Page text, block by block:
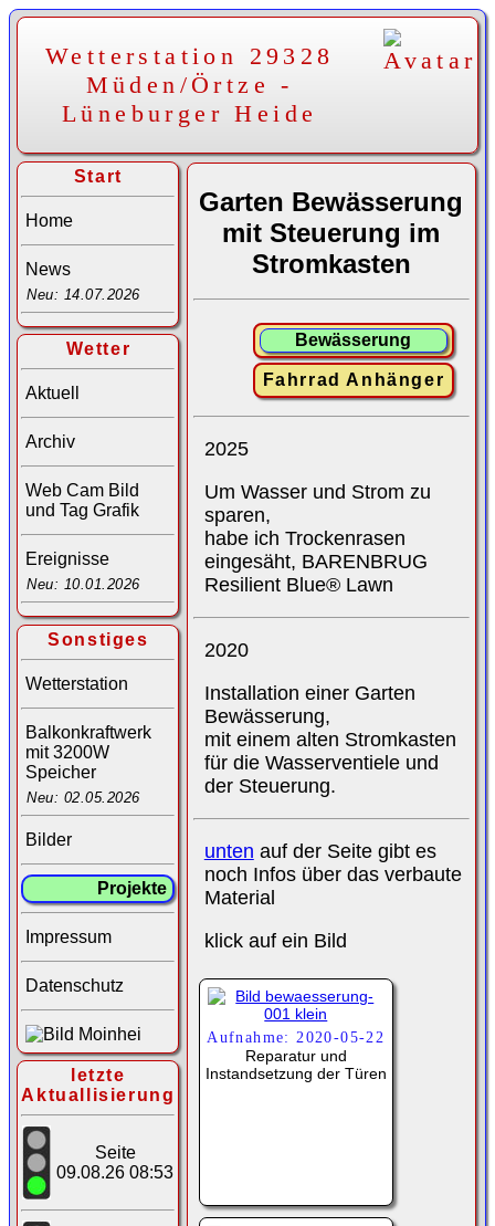
Wetterstation 29328
Müden/Örtze -
Lüneburger Heide
Start
Home
News
Neu: 14.07.2026
Wetter
Aktuell
Archiv
Web Cam Bild
und Tag Grafik
Ereignisse
Neu: 10.01.2026
Sonstiges
Wetterstation
Balkonkraftwerk
mit 3200W
Speicher
Neu: 02.05.2026
Bilder
Projekte
Impressum
Datenschutz
letzte
Aktuallisierung
Seite
09.08.26 08:53
Garten Bewässerung
mit Steuerung im
Stromkasten
Bewässerung
Fahrrad Anhänger
2025
Um Wasser und Strom zu
sparen,
habe ich Trockenrasen
eingesäht, BARENBRUG
Resilient Blue® Lawn
2020
Installation einer Garten
Bewässerung,
mit einem alten Stromkasten
für die Wasserventiele und
der Steuerung.
unten auf der Seite gibt es
noch Infos über das verbaute
Material
klick auf ein Bild
Aufnahme: 2020-05-22
Reparatur und
Instandsetzung der Türen